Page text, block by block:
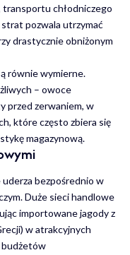
transportu chłodniczego
strat pozwala utrzymać
drastycznie obniżonym
równie wymierne.
– owoce
przed zerwaniem, w
które często zbiera się
magazynową.
bezpośrednio w
Duże sieci handlowe
importowane jagody z
w atrakcyjnych
budżetów